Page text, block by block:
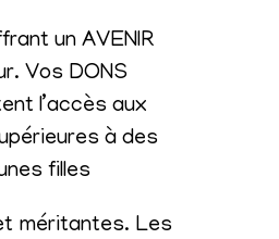
un AVENIR
Vos DONS
l’accès aux
à des
filles
méritantes. Les